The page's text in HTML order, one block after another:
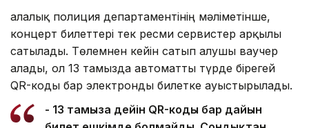
Қалалық полиция департаментінің мәліметінше,
концерт билеттері тек ресми сервистер арқылы
сатылады. Төлемнен кейін сатып алушы ваучер
алады, ол 13 тамызда автоматты түрде бірегей
QR-коды бар электронды билетке ауыстырылады.
- 13 тамызға дейін QR-коды бар дайын